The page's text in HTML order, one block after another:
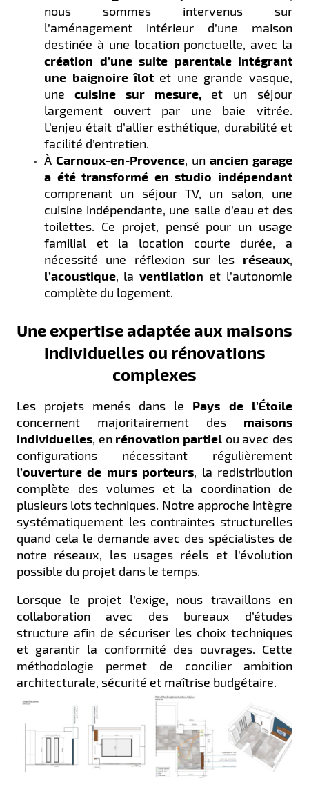
nous sommes intervenus sur
l’aménagement intérieur d’une maison
destinée à une location ponctuelle, avec la
création d’une suite parentale intégrant
une baignoire îlot et une grande vasque,
une
cuisine sur mesure,
et un séjour
largement ouvert par une baie vitrée.
L’enjeu était d’allier esthétique, durabilité et
facilité d’entretien.
À Carnoux-en-Provence, un ancien garage
a été transformé en studio indépendant
comprenant un séjour TV, un salon, une
cuisine indépendante, une salle d’eau et des
toilettes. Ce projet, pensé pour un usage
familial et la location courte durée, a
nécessité une réflexion sur les
réseaux,
l’acoustique, la ventilation et l’autonomie
complète du logement.
Une expertise adaptée aux maisons
individuelles ou rénovations
complexes
Les projets menés dans le Pays de l’Étoile
concernent majoritairement des maisons
individuelles, en rénovation partiel ou avec des
configurations nécessitant régulièrement
l’ouverture de murs porteurs, la redistribution
complète des volumes et la coordination de
plusieurs lots techniques. Notre approche intègre
systématiquement les contraintes structurelles
quand cela le demande avec des spécialistes de
notre réseaux, les usages réels et l’évolution
possible du projet dans le temps.
Lorsque le projet l’exige, nous travaillons en
collaboration avec des bureaux d’études
structure afin de sécuriser les choix techniques
et garantir la conformité des ouvrages. Cette
méthodologie permet de concilier ambition
architecturale, sécurité et maîtrise budgétaire.